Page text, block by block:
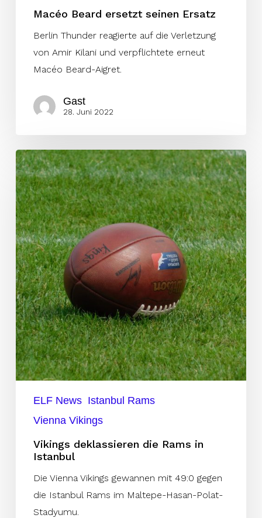
Macéo Beard ersetzt seinen Ersatz
Berlin Thunder reagierte auf die Verletzung
von Amir Kilani und verpflichtete erneut
Macéo Beard-Aigret.
Gast
28. Juni 2022
Vikings
deklassieren
die
Rams
in
Istanbul
ELF News Istanbul Rams
Vienna Vikings
Vikings deklassieren die Rams in
Istanbul
Die Vienna Vikings gewannen mit 49:0 gegen
die Istanbul Rams im Maltepe-Hasan-Polat-
Stadyumu.